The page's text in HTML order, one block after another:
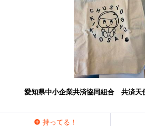
愛知県中小企業共済協同組合 共済天
持ってる！